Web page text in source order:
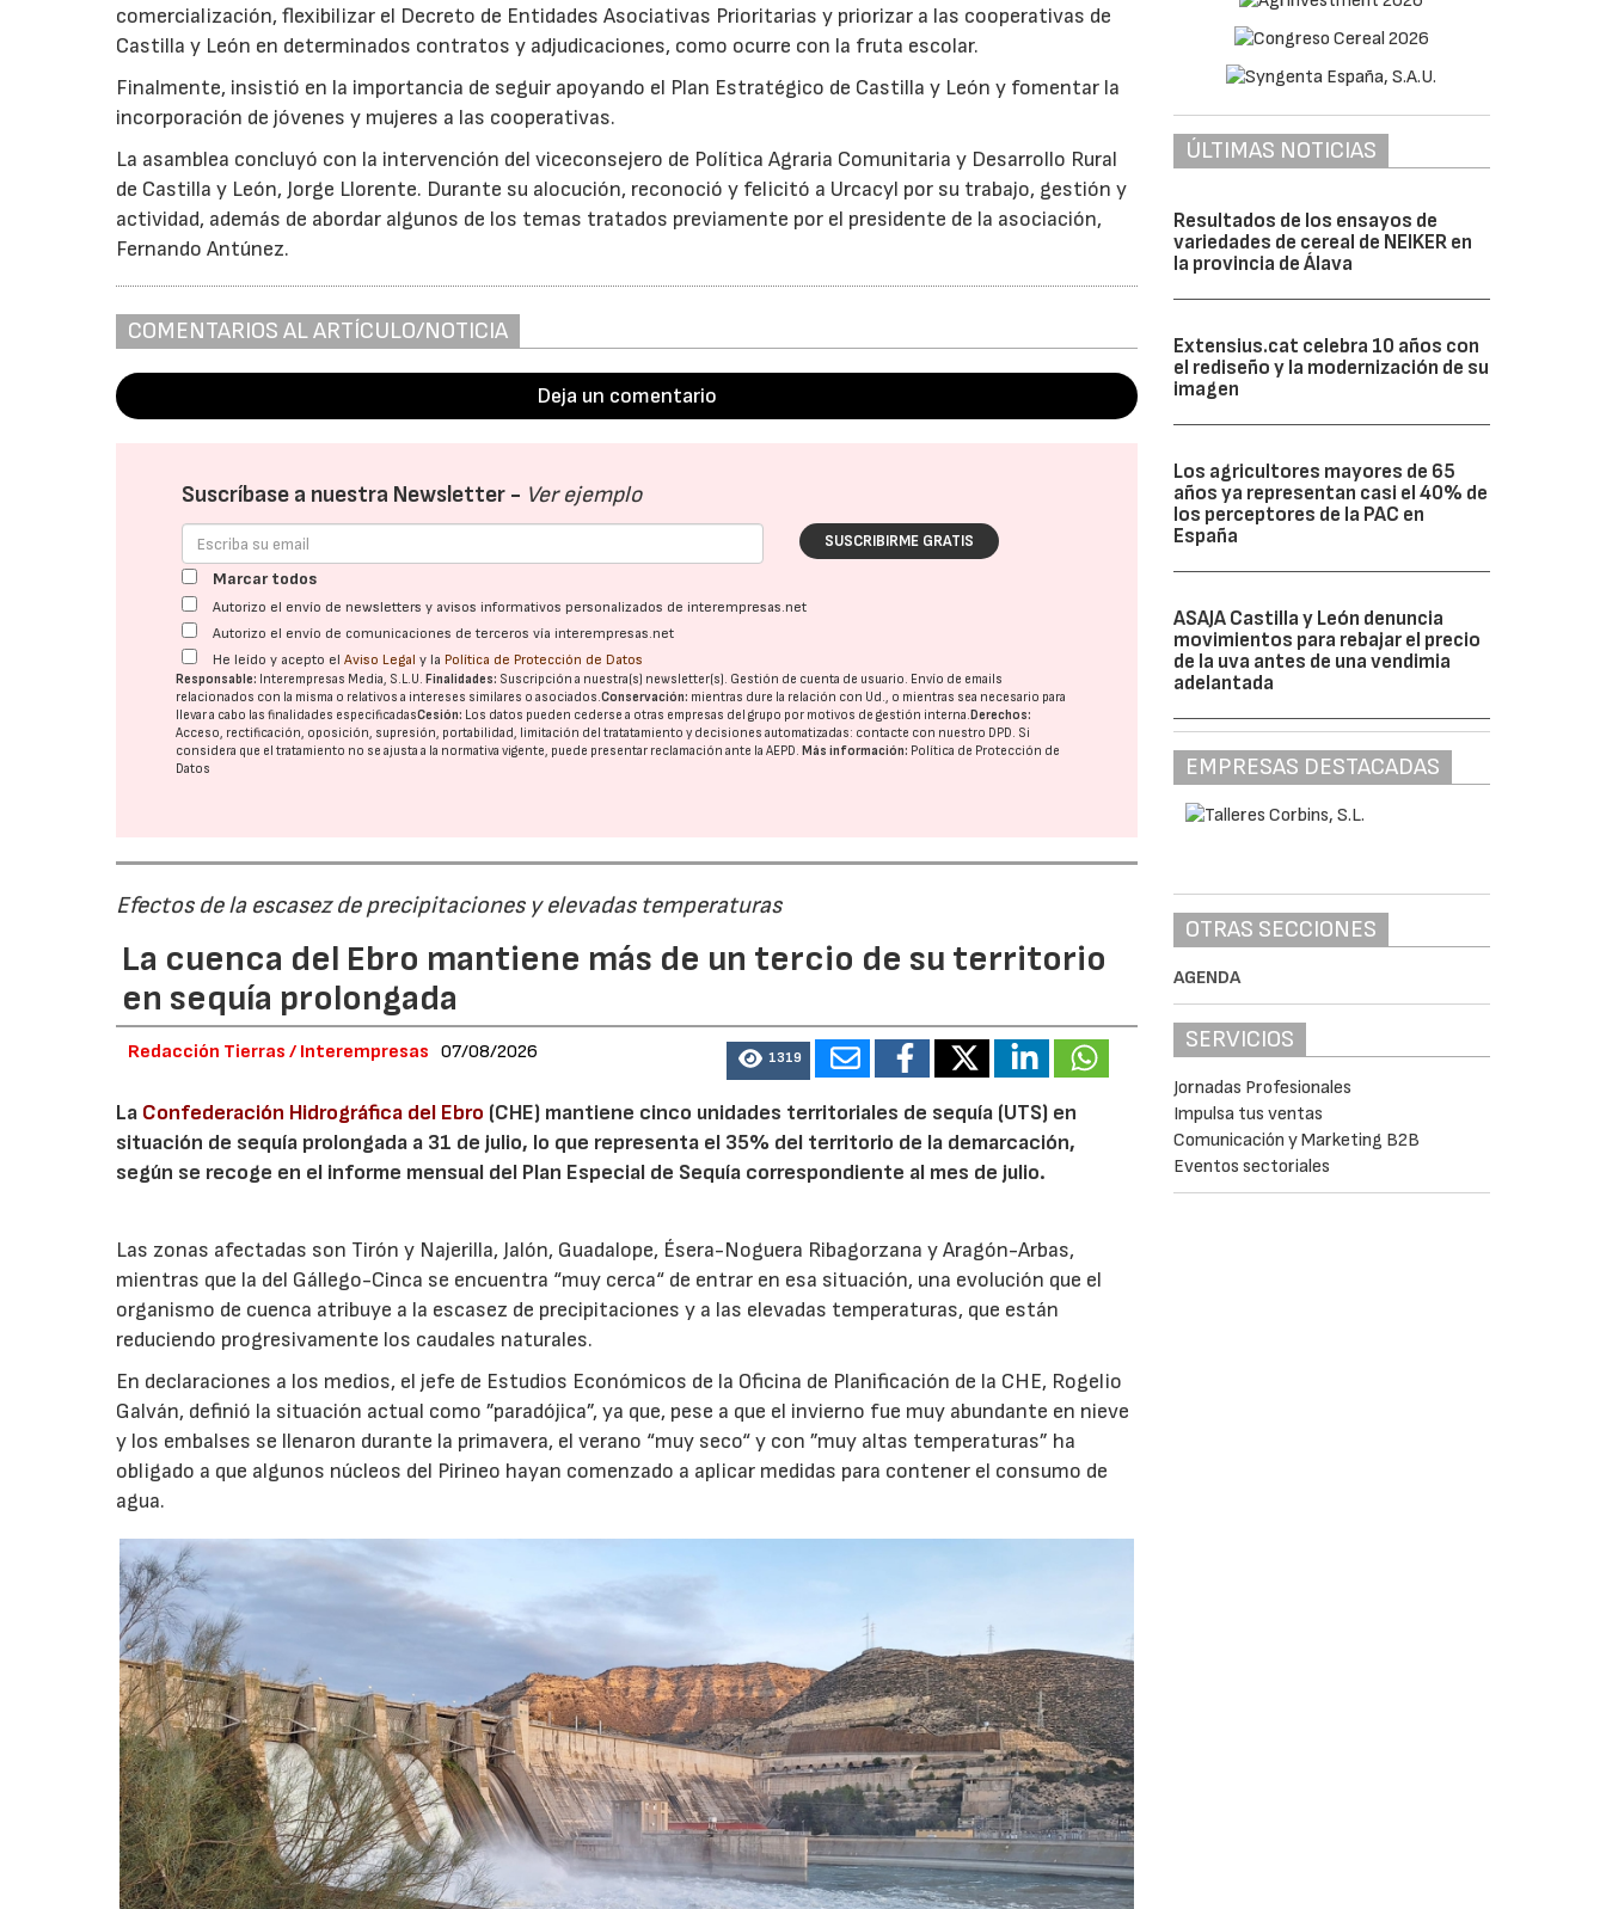
comercialización, flexibilizar el Decreto de Entidades Asociativas Prioritarias y priorizar a las cooperativas de
Castilla y León en determinados contratos y adjudicaciones, como ocurre con la fruta escolar.
Finalmente, insistió en la importancia de seguir apoyando el Plan Estratégico de Castilla y León y fomentar la
incorporación de jóvenes y mujeres a las cooperativas.
La asamblea concluyó con la intervención del viceconsejero de Política Agraria Comunitaria y Desarrollo Rural
de Castilla y León, Jorge Llorente. Durante su alocución, reconoció y felicitó a Urcacyl por su trabajo, gestión y
actividad, además de abordar algunos de los temas tratados previamente por el presidente de la asociación,
Fernando Antúnez.
COMENTARIOS AL ARTÍCULO/NOTICIA
Deja un comentario
Suscríbase a nuestra Newsletter - Ver ejemplo
SUSCRIBIRME GRATIS
Marcar todos
Autorizo el envío de newsletters y avisos informativos personalizados de interempresas.net
Autorizo el envío de comunicaciones de terceros vía interempresas.net
He leído y acepto elAviso Legal y la Política de Protección de Datos
Responsable: Interempresas Media, S.L.U. Finalidades: Suscripción a nuestra(s) newsletter(s). Gestión de cuenta de usuario. Envío de emails
relacionados con la misma o relativos a intereses similares o asociados.Conservación: mientras dure la relación con Ud., o mientras sea necesario para
llevar a cabo las finalidades especificadasCesión: Los datos pueden cederse a otras empresas del grupo por motivos de gestión interna. Derechos:
Acceso, rectificación, oposición, supresión, portabilidad, limitación del tratatamiento y decisiones automatizadas: contacte con nuestro DPD. Si
considera que el tratamiento no se ajusta a la normativa vigente, puede presentar reclamación ante laAEPD. Más información: Política de Protección de
Datos
Efectos de la escasez de precipitaciones y elevadas temperaturas
La cuenca del Ebro mantiene más de un tercio de su territorio
en sequía prolongada
Redacción Tierras / Interempresas 07/08/2026 1319
La Confederación Hidrográfica del Ebro (CHE) mantiene cinco unidades territoriales de sequía (UTS) en
situación de sequía prolongada a 31 de julio, lo que representa el 35% del territorio de la demarcación,
según se recoge en el informe mensual del Plan Especial de Sequía correspondiente al mes de julio.
Las zonas afectadas son Tirón y Najerilla, Jalón, Guadalope, Ésera-Noguera Ribagorzana y Aragón-Arbas,
mientras que la del Gállego-Cinca se encuentra “muy cerca“ de entrar en esa situación, una evolución que el
organismo de cuenca atribuye a la escasez de precipitaciones y a las elevadas temperaturas, que están
reduciendo progresivamente los caudales naturales.
En declaraciones a los medios, el jefe de Estudios Económicos de la Oficina de Planificación de la CHE, Rogelio
Galván, definió la situación actual como ”paradójica”, ya que, pese a que el invierno fue muy abundante en nieve
y los embalses se llenaron durante la primavera, el verano “muy seco“ y con ”muy altas temperaturas” ha
obligado a que algunos núcleos del Pirineo hayan comenzado a aplicar medidas para contener el consumo de
agua.
ÚLTIMAS NOTICIAS
Resultados de los ensayos de
variedades de cereal de NEIKER en
la provincia de Álava
Extensius.cat celebra 10 años con
el rediseño y la modernización de su
imagen
Los agricultores mayores de 65
años ya representan casi el 40% de
los perceptores de la PAC en
España
ASAJA Castilla y León denuncia
movimientos para rebajar el precio
de la uva antes de una vendimia
adelantada
EMPRESAS DESTACADAS
OTRAS SECCIONES
AGENDA
SERVICIOS
Jornadas Profesionales
Impulsa tus ventas
Comunicación y Marketing B2B
Eventos sectoriales